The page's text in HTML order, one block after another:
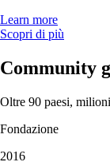
Learn more
Scopri di più
Community
Oltre 90 paesi,
Fondazione
2016